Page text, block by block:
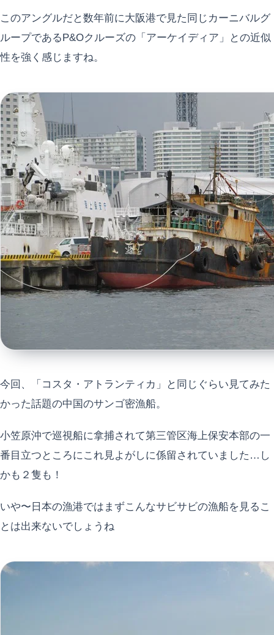
このアングルだと数年前に大阪港で見た同じカーニバルグ
ループであるP&Oクルーズの「アーケイディア」との近似
性を強く感じますね。
今回、「コスタ・アトランティカ」と同じぐらい見てみた
かった話題の中国のサンゴ密漁船。
小笠原沖で巡視船に拿捕されて第三管区海上保安本部の一
番目立つところにこれ見よがしに係留されていました…し
かも２隻も！
いや〜日本の漁港ではまずこんなサビサビの漁船を見るこ
とは出来ないでしょうね